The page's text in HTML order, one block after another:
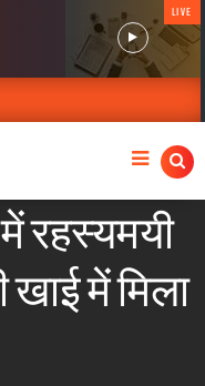
LIVE
रहस्यमयी
खाई में मिला